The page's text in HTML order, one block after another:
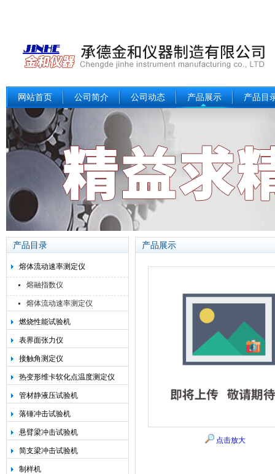
网站首页 公司简介 公司动态 产品展示 产品目
产品目录
熔体流动速率测定仪
熔融指数仪
熔体流动速率测定仪
燃烧性能试验机
表界面张力仪
接触角测定仪
热变形维卡软化点温度测定仪
管材静液压试验机
落锤冲击试验机
悬臂梁冲击试验机
简支梁冲击试验机
制样机
产品展示
点击放大